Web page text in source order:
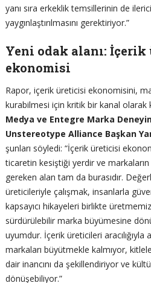
yanı sıra erkeklik temsillerinin de
yaygınlaştırılmasını gerektiriyor.”
Yeni odak alanı:
ekonomisi
Rapor, içerik üreticisi ekonomisini,
kurabilmesi için kritik bir kanal olarak
Medya ve Entegre Marka
Unstereotype Alliance Başkan
şunları söyledi: “İçerik üreticisi
ticaretin kesiştiği yerdir ve markaların
gereken alan tam da burasıdır.
üreticileriyle çalışmak, insanlarla
kapsayıcı hikayeleri birlikte üretmemizi
sürdürülebilir marka büyümesine
uyumdur. İçerik üreticileri aracılığıyla
markaları büyütmekle kalmıyor,
dair inancını da şekillendiriyor ve
dönüşebiliyor.”